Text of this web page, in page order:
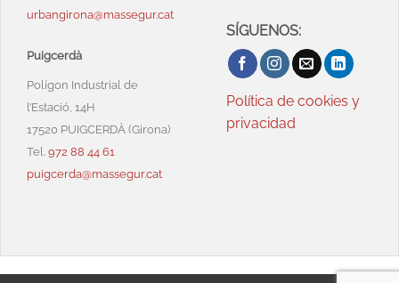
urbangirona@massegur.cat
Puigcerdà
Polígon Industrial de
l’Estació, 14H
17520 PUIGCERDÀ (Girona)
Tel. 972 88 44 61
puigcerda@massegur.cat
SÍGUENOS:
Política de cookies y
privacidad